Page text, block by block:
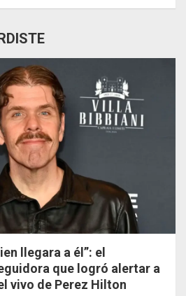
llegara a él”: el
que logró alertar a
vivo de Perez Hilton